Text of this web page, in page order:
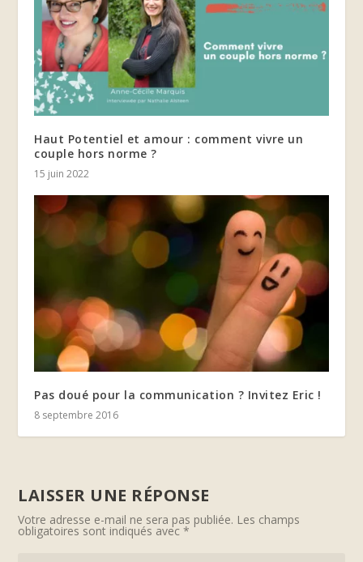
Haut Potentiel et amour : comment vivre un
couple hors norme ?
15 juin 2022
Pas doué pour la communication ? Invitez Eric !
8 septembre 2016
LAISSER UNE RÉPONSE
Votre adresse e-mail ne sera pas publiée. Les champs
obligatoires sont indiqués avec*